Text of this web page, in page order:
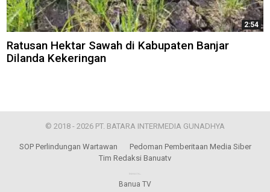
2:54
Ratusan Hektar Sawah di Kabupaten Banjar
Dilanda Kekeringan
© 2018 - 2026 PT. BATARA INTERMEDIA GUNADHYA
SOP Perlindungan Wartawan
Pedoman Pemberitaan Media Siber
Tim Redaksi Banuatv
Banua TV